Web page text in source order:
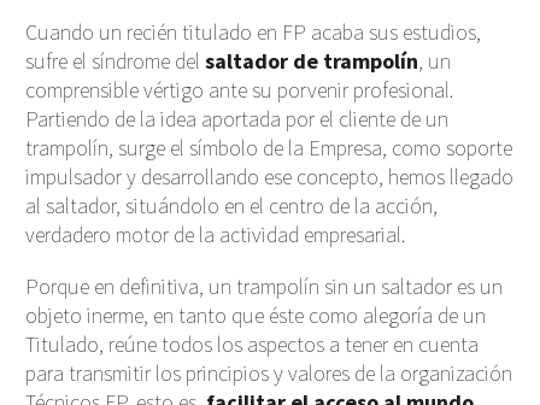
Cuando un recién titulado en FP acaba sus estudios,
sufre el síndrome del saltador de trampolín, un
comprensible vértigo ante su porvenir profesional.
Partiendo de la idea aportada por el cliente de un
trampolín, surge el símbolo de la Empresa, como soporte
impulsador y desarrollando ese concepto, hemos llegado
al saltador, situándolo en el centro de la acción,
verdadero motor de la actividad empresarial.
Porque en definitiva, un trampolín sin un saltador es un
objeto inerme, en tanto que éste como alegoría de un
Titulado, reúne todos los aspectos a tener en cuenta
para transmitir los principios y valores de la organización